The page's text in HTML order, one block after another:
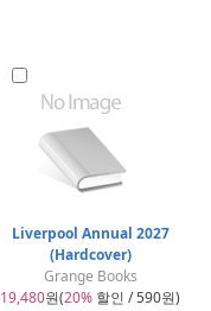
Liverpool Annual 2027
(Hardcover)
Grange Books
19,480원(20% 할인 / 590원)